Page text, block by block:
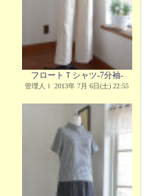
フロートＴシャツ-7分袖-
管理人Ｉ 2013年 7月 6日(土) 22:55